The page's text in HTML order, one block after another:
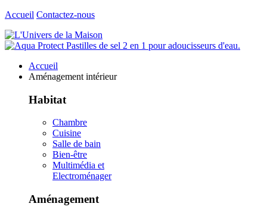
Accueil Contactez-nous
Accueil
Aménagement intérieur
Habitat
Chambre
Cuisine
Salle de bain
Bien-être
Multimédia et
Electroménager
Aménagement